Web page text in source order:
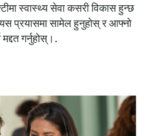
स्वास्थ्य सेवा कसरी विकास हुन्छ
प्रयासमा सामेल हुनुहोस् र आफ्नो
गर्नुहोस्।.